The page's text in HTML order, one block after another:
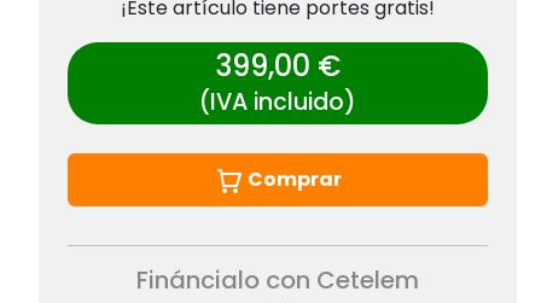
¡Este artículo tiene portes gratis!
399,00 €
(IVA incluido)
Comprar
Fináncialo con Cetelem